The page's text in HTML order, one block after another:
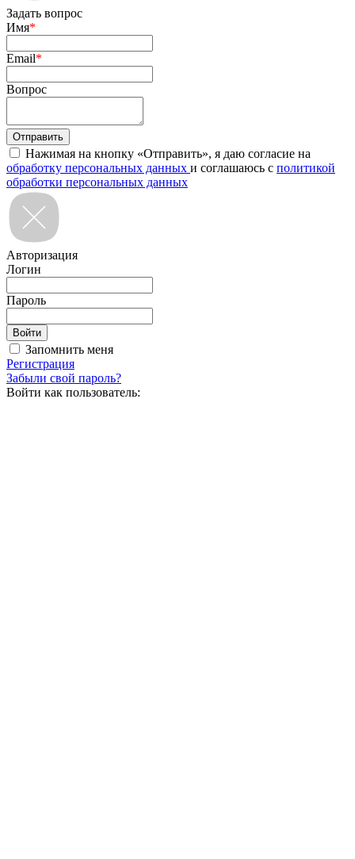
Задать вопрос
Имя*
Email*
Вопрос
Нажимая на кнопку «Отправить», я даю согласие на
обработку персональных данных и соглашаюсь с политикой
обработки персональных данных
Авторизация
Логин
Пароль
Запомнить меня
Регистрация
Забыли свой пароль?
Войти как пользователь: